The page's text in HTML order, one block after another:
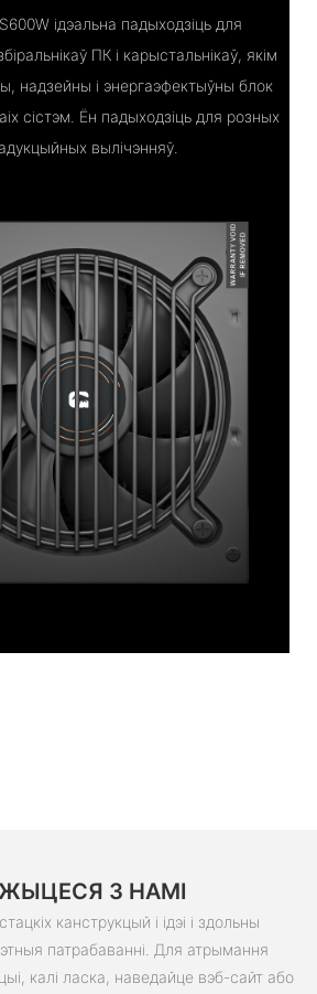
ідэальна падыходзіць для
ПК і карыстальнікаў, якім
надзейны і энергаэфектыўны блок
сістэм. Ён падыходзіць для розных
вылічэнняў.
З НАМІ
канструкцый і ідэі і здольны
патрабаванні. Для атрымання
калі ласка, наведайце вэб-сайт або